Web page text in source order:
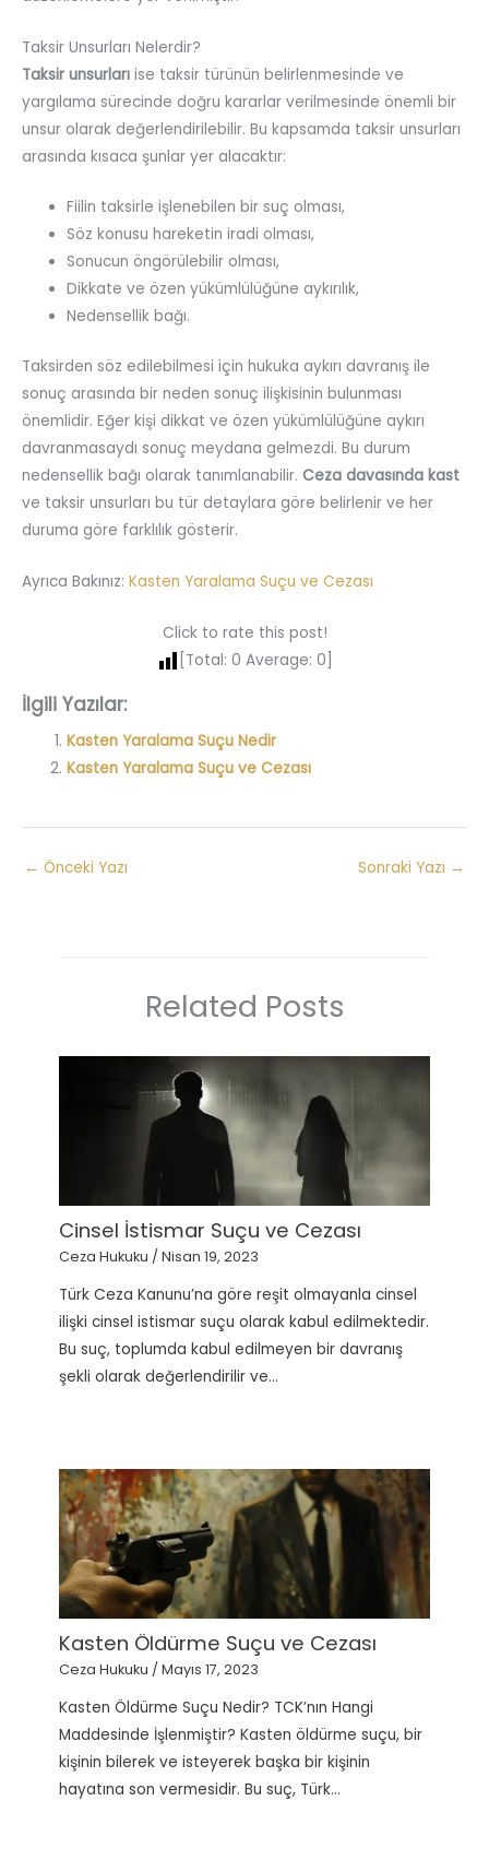
Taksir Unsurları Nelerdir?
Taksir unsurları ise taksir türünün belirlenmesinde ve
yargılama sürecinde doğru kararlar verilmesinde önemli bir
unsur olarak değerlendirilebilir. Bu kapsamda taksir unsurları
arasında kısaca şunlar yer alacaktır:
Fiilin taksirle işlenebilen bir suç olması,
Söz konusu hareketin iradi olması,
Sonucun öngörülebilir olması,
Dikkate ve özen yükümlülüğüne aykırılık,
Nedensellik bağı.
Taksirden söz edilebilmesi için hukuka aykırı davranış ile
sonuç arasında bir neden sonuç ilişkisinin bulunması
önemlidir. Eğer kişi dikkat ve özen yükümlülüğüne aykırı
davranmasaydı sonuç meydana gelmezdi. Bu durum
nedensellik bağı olarak tanımlanabilir. Ceza davasında kast
ve taksir unsurları bu tür detaylara göre belirlenir ve her
duruma göre farklılık gösterir.
Ayrıca Bakınız: Kasten Yaralama Suçu ve Cezası
Click to rate this post!
[Total: 0 Average: 0
İlgili Yazılar:
Kasten Yaralama Suçu Nedir
Kasten Yaralama Suçu ve Cezası
← Önceki Yazı Sonraki Yazı →
Related Posts
Cinsel İstismar Suçu ve Cezası
Ceza Hukuku /Nisan 19, 2023
Türk Ceza Kanunu’na göre reşit olmayanla cinsel
ilişki cinsel istismar suçu olarak kabul edilmektedir.
Bu suç, toplumda kabul edilmeyen bir davranış
şekli olarak değerlendirilir ve…
Kasten Öldürme Suçu ve Cezası
Ceza Hukuku /Mayıs 17, 2023
Kasten Öldürme Suçu Nedir? TCK’nın Hangi
Maddesinde İşlenmiştir? Kasten öldürme suçu, bir
kişinin bilerek ve isteyerek başka bir kişinin
hayatına son vermesidir. Bu suç, Türk…